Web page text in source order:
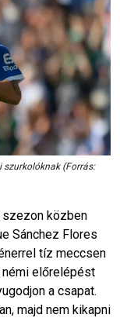
szurkolóknak (Forrás:
közben
Sánchez Flores
tíz meccsen
előrelépést
a csapat.
majd nem kikapni